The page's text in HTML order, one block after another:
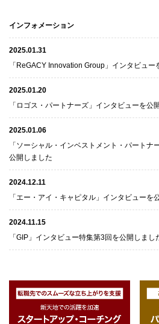
インフォメーション
2025.01.31
「ReGACY Innovation Group」インタビュー
2025.01.20
「ロゴス・パートナーズ」インタビューを公
2025.01.06
「ソーシャル・インベストメント・パートナ
公開しました
2024.12.11
「エー・アイ・キャピタル」インタビューを
2024.11.15
「GIP」インタビュー特集第3回を公開しまし